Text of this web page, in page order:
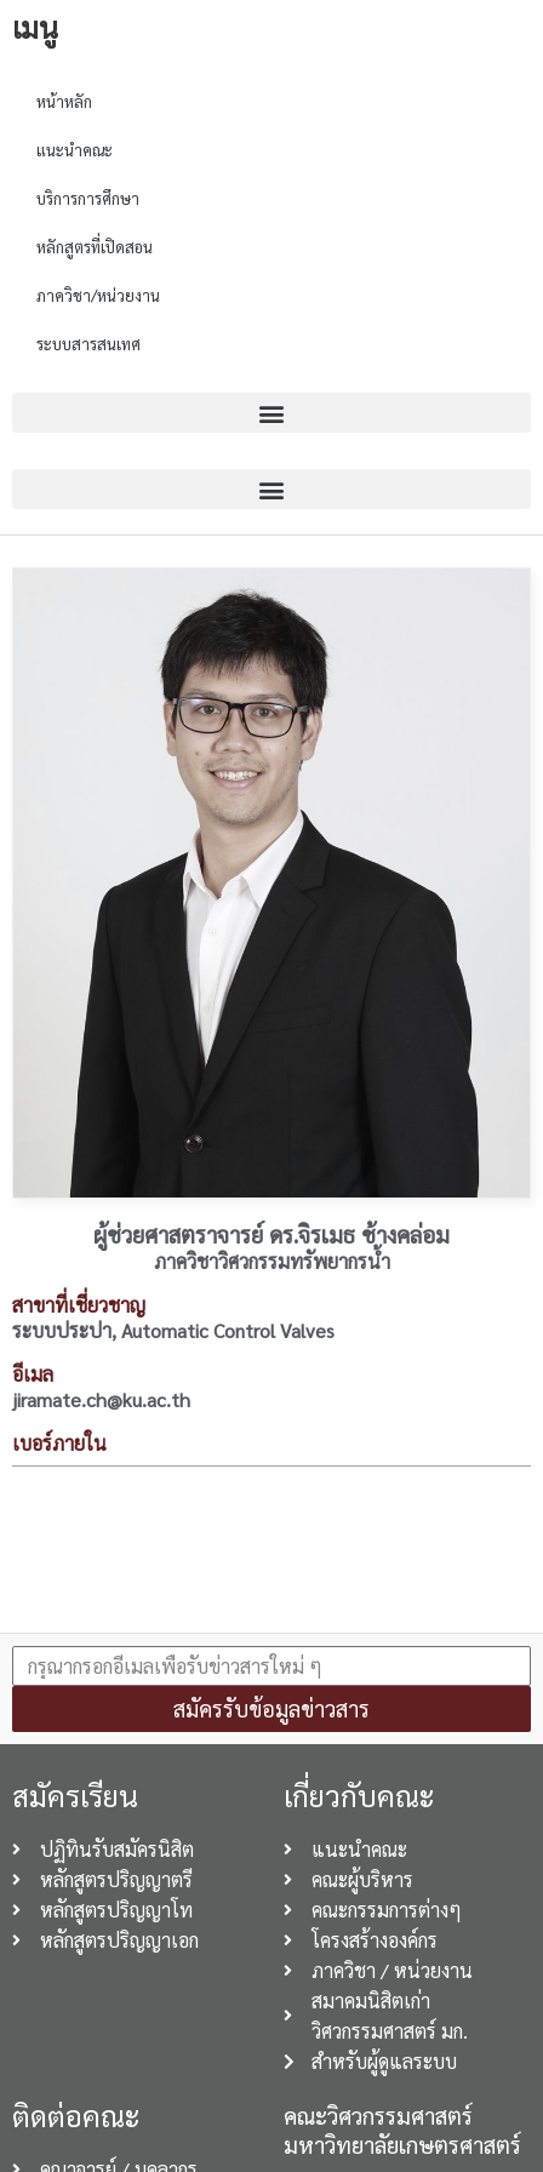
เมนู
หน้าหลัก
แนะนำคณะ
บริการการศึกษา
หลักสูตรที่เปิดสอน
ภาควิชา/หน่วยงาน
ระบบสารสนเทศ
ผู้ช่วยศาสตราจารย์ ดร.จิรเมธ ช้างคล่อม
ภาควิชาวิศวกรรมทรัพยากรน้ำ
สาขาที่เชี่ยวชาญ
ระบบประปา, Automatic Control Valves
อีเมล
jiramate.ch@ku.ac.th
เบอร์ภายใน
สมัครรับข้อมูลข่าวสาร
สมัครเรียน
ปฏิทินรับสมัครนิสิต
หลักสูตรปริญญาตรี
หลักสูตรปริญญาโท
หลักสูตรปริญญาเอก
เกี่ยวกับคณะ
แนะนำคณะ
คณะผู้บริหาร
คณะกรรมการต่างๆ
โครงสร้างองค์กร
ภาควิชา / หน่วยงาน
สมาคมนิสิตเก่า
วิศวกรรมศาสตร์ มก.
สำหรับผู้ดูแลระบบ
ติดต่อคณะ
คณะวิศวกรรมศาสตร์
มหาวิทยาลัยเกษตรศาสตร์